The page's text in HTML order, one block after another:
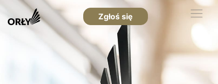
Zgłoś się